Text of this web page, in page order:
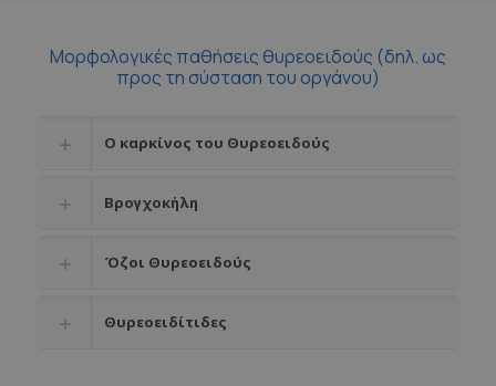
Μορφολογικές παθήσεις θυρεοειδούς (δηλ. ως
προς τη σύσταση του οργάνου)
Ο καρκίνος του Θυρεοειδούς
Βρογχοκήλη
Όζοι Θυρεοειδούς
Θυρεοειδίτιδες